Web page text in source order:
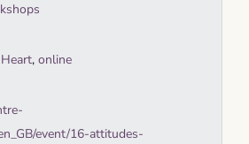
, online
event/16-attitudes-